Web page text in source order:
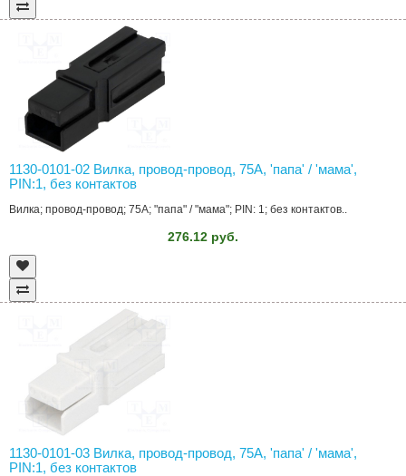
1130-0101-02 Вилка, провод-провод, 75A, 'папа' / 'мама',
PIN:1, без контактов
Вилка; провод-провод; 75A; "папа" / "мама"; PIN: 1; без контактов..
276.12 руб.
1130-0101-03 Вилка, провод-провод, 75A, 'папа' / 'мама',
PIN:1, без контактов